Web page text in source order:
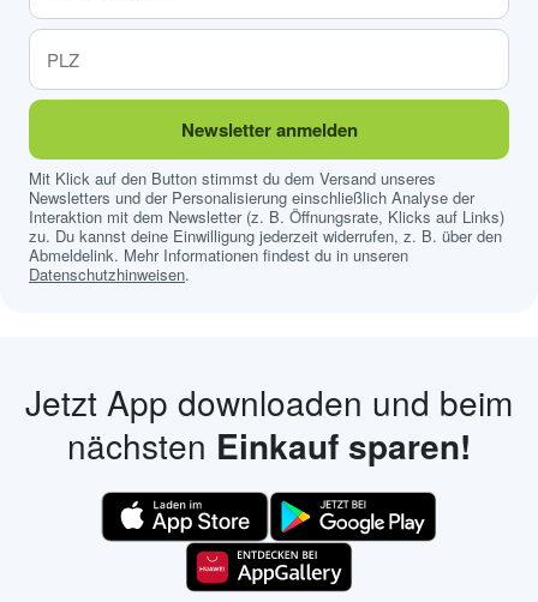
Newsletter anmelden
Mit Klick auf den Button stimmst du dem Versand unseres
Newsletters und der Personalisierung einschließlich Analyse der
Interaktion mit dem Newsletter (z. B. Öffnungsrate, Klicks auf Links)
zu. Du kannst deine Einwilligung jederzeit widerrufen, z. B. über den
Abmeldelink. Mehr Informationen findest du in unseren
Datenschutzhinweisen.
Jetzt App downloaden und beim
nächsten Einkauf sparen!